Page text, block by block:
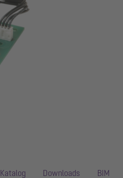
Katalog Downloads BIM